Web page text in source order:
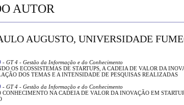
AUTOR
AUGUSTO, UNIVERSIDADE
- GT 4 - Gestão da Informação e do Conhecimento
OS ECOSSISTEMAS DE STARTUPS, A CADEIA DE VALOR DA
DOS TEMAS E A INTENSIDADE DE PESQUISAS REALIZADAS
- GT 4 - Gestão da Informação e do Conhecimento
CONHECIMENTO NA CADEIA DE VALOR DA INOVAÇÃO EM